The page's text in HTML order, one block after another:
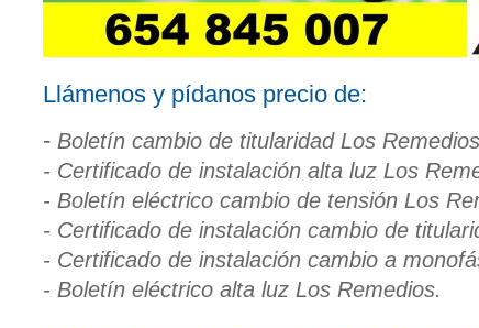
Llámenos y pídanos precio de:
-Boletín cambio de titularidad Los
- Certificado de instalación alta luz Los
- Boletín eléctrico cambio de tensión Los
- Certificado de instalación cambio de
- Certificado de instalación cambio a
- Boletín eléctrico alta luz Los Remedios.